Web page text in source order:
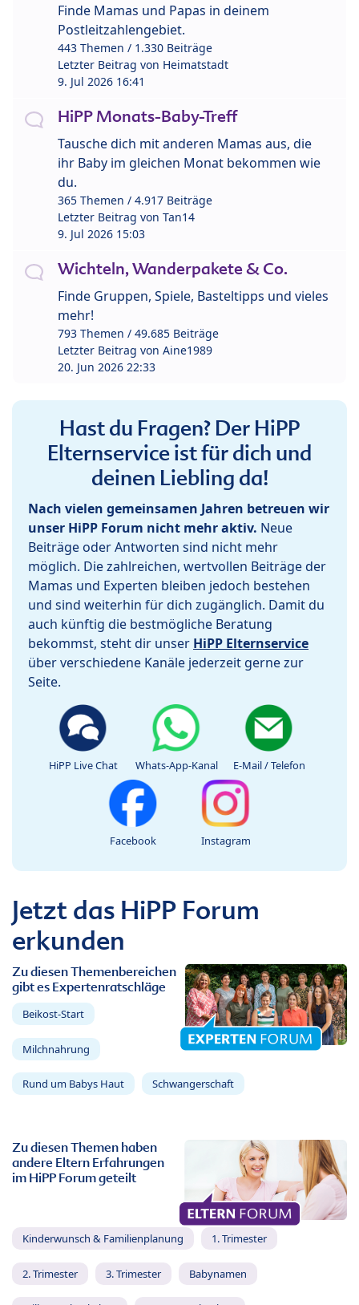
Finde Mamas und Papas in deinem
Postleitzahlengebiet.
443 Themen / 1.330 Beiträge
Letzter Beitrag von Heimatstadt
9. Jul 2026 16:41
HiPP Monats-Baby-Treff
Tausche dich mit anderen Mamas aus, die
ihr Baby im gleichen Monat bekommen wie
du.
365 Themen / 4.917 Beiträge
Letzter Beitrag von Tan14
9. Jul 2026 15:03
Wichteln, Wanderpakete & Co.
Finde Gruppen, Spiele, Basteltipps und vieles
mehr!
793 Themen / 49.685 Beiträge
Letzter Beitrag von Aine1989
20. Jun 2026 22:33
Hast du Fragen? Der HiPP
Elternservice ist für dich und
deinen Liebling da!
Nach vielen gemeinsamen Jahren betreuen wir
unser HiPP Forum nicht mehr aktiv. Neue
Beiträge oder Antworten sind nicht mehr
möglich. Die zahlreichen, wertvollen Beiträge der
Mamas und Experten bleiben jedoch bestehen
und sind weiterhin für dich zugänglich. Damit du
auch künftig die bestmögliche Beratung
bekommst, steht dir unser HiPP Elternservice
über verschiedene Kanäle jederzeit gerne zur
Seite.
HiPP Live Chat Whats-App-Kanal E-Mail / Telefon
Facebook Instagram
Jetzt das HiPP Forum
erkunden
Zu diesen Themenbereichen
gibt es Expertenratschläge
Beikost-Start
Milchnahrung
Rund um Babys Haut Schwangerschaft
Zu diesen Themen haben
andere Eltern Erfahrungen
im HiPP Forum geteilt
Kinderwunsch & Familienplanung 1. Trimester
2. Trimester 3. Trimester Babynamen